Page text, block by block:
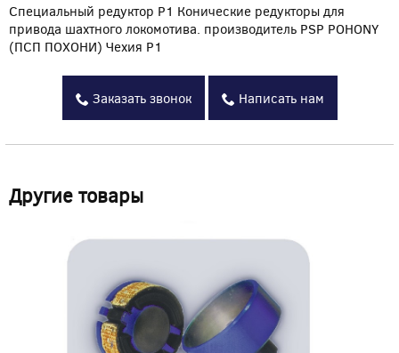
Специальный редуктор P1 Конические редукторы для
привода шахтного локомотива. производитель PSP POHONY
(ПСП ПОХОНИ) Чехия P1
Заказать звонок Написать нам
Другие товары